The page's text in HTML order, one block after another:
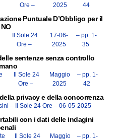
Ore –
2025
44
Puntuale D’Obbligo per il
NO
Il Sole 24
Ore –
17-06-
2025
– pp. 1-
35
sentenze senza controllo
Il Sole 24
Ore –
Maggio
2025
– pp. 1-
42
privacy e della concorrenza
– Il Sole 24 Ore – 06-05-2025
con i dati delle indagini
Il Sole 24
Maggio
– pp. 1-